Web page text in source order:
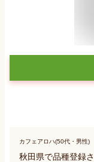
カフェアロハ(50代・男性)
秋田県で品種登録